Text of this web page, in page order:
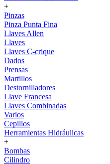
+
Pinzas
Pinza Punta Fina
Llaves Allen
Llaves
Llaves C-crique
Dados
Prensas
Martillos
Destornilladores
Llave Francesa
Llaves Combinadas
Varios
Cepillos
Herramientas Hidráulicas
+
Bombas
Cilindro